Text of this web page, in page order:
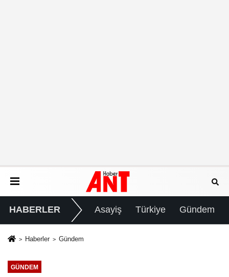
HABERLER Asayiş Türkiye Gündem
Haberler Gündem
GÜNDEM